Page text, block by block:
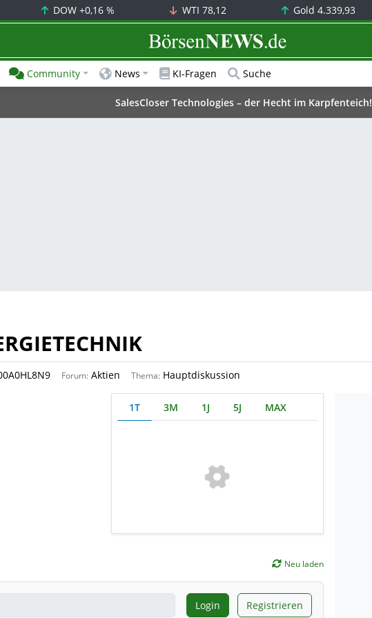
DOW+0,16 % WTI 78,12 Gold4.339,93
BörsenNEWS.de
Community News KI-Fragen Suche
SalesCloser Technologies – der Hecht im Karpfenteich!
Forum: Aktien Thema: Hauptdiskussion
1T 3M 1J 5J MAX
Neu laden
Login Registrieren